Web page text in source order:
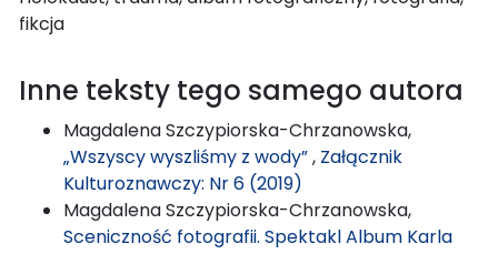
fikcja
Inne teksty tego samego autora
Magdalena Szczypiorska-Chrzanowska,
„Wszyscy wyszliśmy z wody”, Załącznik
Kulturoznawczy: Nr 6 (2019)
Magdalena Szczypiorska-Chrzanowska,
Sceniczność fotografii. Spektakl Album Karla